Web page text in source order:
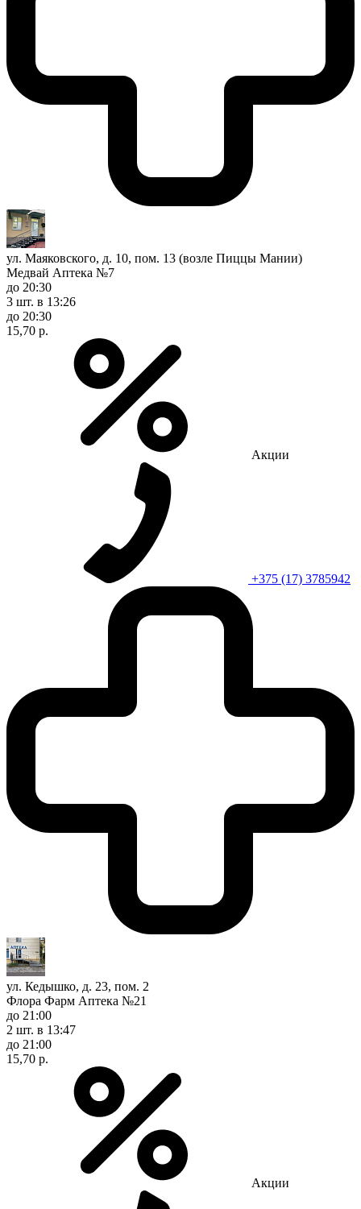
ул. Маяковского, д. 10, пом. 13 (возле Пиццы Мании)
Медвай Аптека №7
до 20:30
3 шт. в 13:26
до 20:30
15,70 р.
Акции
+375 (17) 3785942
ул. Кедышко, д. 23, пом. 2
Флора Фарм Аптека №21
до 21:00
2 шт. в 13:47
до 21:00
15,70 р.
Акции